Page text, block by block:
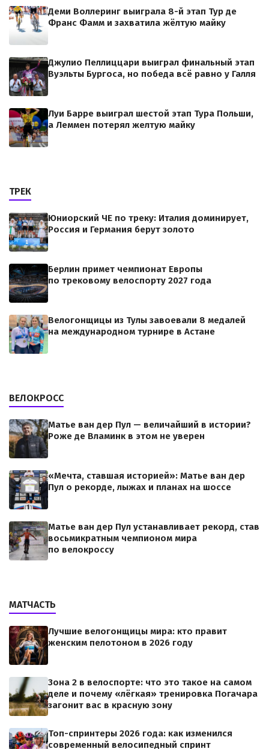
Деми Воллеринг выиграла 8-й этап Тур де
Франс Фамм и захватила жёлтую майку
Джулио Пеллиццари выиграл финальный этап
Вуэльты Бургоса, но победа всё равно у Галля
Луи Барре выиграл шестой этап Тура Польши,
а Леммен потерял желтую майку
ТРЕК
Юниорский ЧЕ по треку: Италия доминирует,
Россия и Германия берут золото
Берлин примет чемпионат Европы
по трековому велоспорту 2027 года
Велогонщицы из Тулы завоевали 8 медалей
на международном турнире в Астане
ВЕЛОКРОСС
Матье ван дер Пул — величайший в истории?
Роже де Вламинк в этом не уверен
«Мечта, ставшая историей»: Матье ван дер
Пул о рекорде, лыжах и планах на шоссе
Матье ван дер Пул устанавливает рекорд, став
восьмикратным чемпионом мира
по велокроссу
МАТЧАСТЬ
Лучшие велогонщицы мира: кто правит
женским пелотоном в 2026 году
Зона 2 в велоспорте: что это такое на самом
деле и почему «лёгкая» тренировка Погачара
загонит вас в красную зону
Топ-спринтеры 2026 года: как изменился
современный велосипедный спринт